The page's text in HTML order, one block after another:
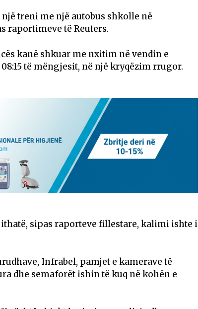
treni me një autobus shkolle në
raportimeve të Reuters.
kanë shkuar me nxitim në vendin e
të mëngjesit, në një kryqëzim rrugor.
sipas raporteve fillestare, kalimi ishte i
Infrabel, pamjet e kamerave të
dhe semaforët ishin të kuq në kohën e